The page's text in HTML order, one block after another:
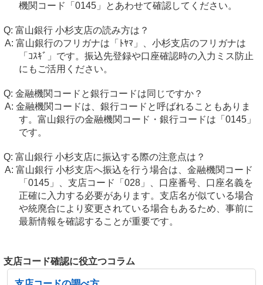
機関コード「0145」とあわせて確認してください。
富山銀行 小杉支店の読み方は？
富山銀行のフリガナは「ﾄﾔﾏ」、小杉支店のフリガナは
「ｺｽｷﾞ」です。振込先登録や口座確認時の入力ミス防止
にもご活用ください。
金融機関コードと銀行コードは同じですか？
金融機関コードは、銀行コードと呼ばれることもありま
す。富山銀行の金融機関コード・銀行コードは「0145」
です。
富山銀行 小杉支店に振込する際の注意点は？
富山銀行 小杉支店へ振込を行う場合は、金融機関コード
「0145」、支店コード「028」、口座番号、口座名義を
正確に入力する必要があります。支店名が似ている場合
や統廃合により変更されている場合もあるため、事前に
最新情報を確認することが重要です。
支店コード確認に役立つコラム